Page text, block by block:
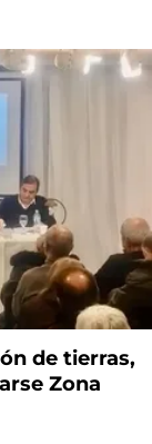
de tierras,
Zona